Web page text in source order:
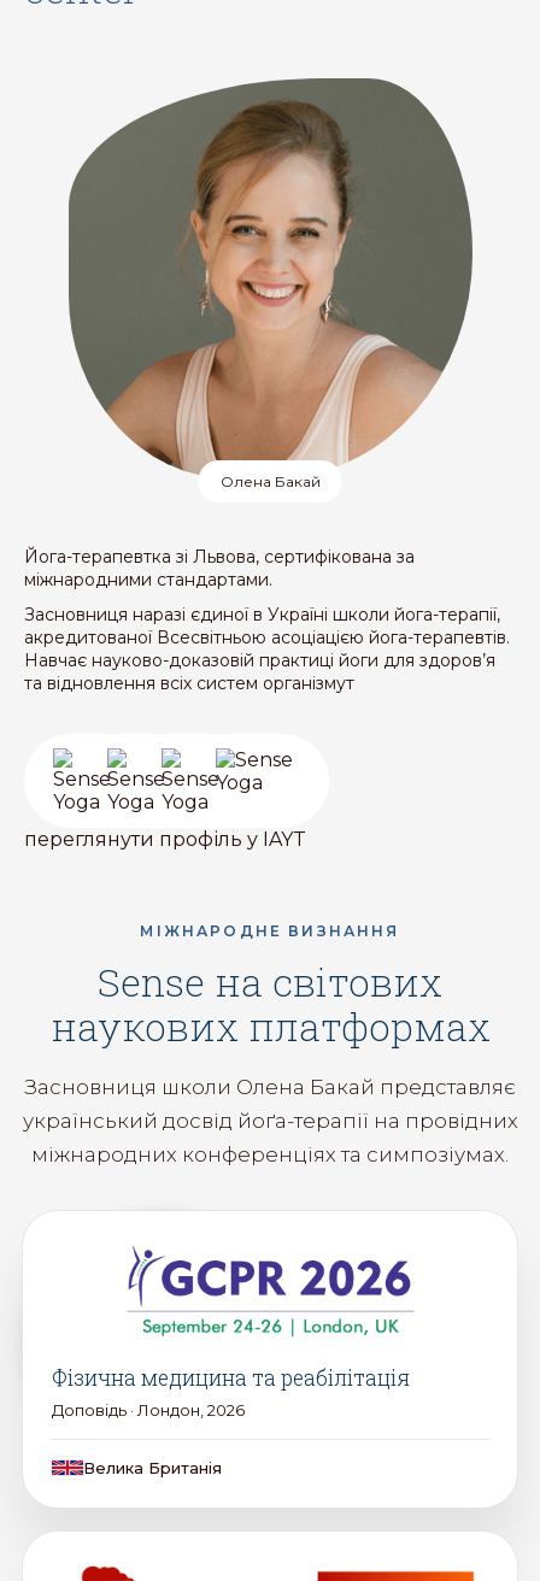
Олена Бакай
Йога-терапевтка зі Львова, сертифікована за
міжнародними стандартами.
Засновниця наразі єдиної в Україні школи йога-терапії,
акредитованої Всесвітньою асоціацією йога-терапевтів.
Навчає науково-доказовій практиці йоги для здоров’я
та відновлення всіх систем організмут
переглянути профіль у IAYT
МІЖНАРОДНЕ ВИЗНАННЯ
sense на світових
наукових платформах
Засновниця школи Олена Бакай представляє
український досвід йоґа-терапії на провідних
міжнародних конференціях та симпозіумах.
Фізична медицина та реабілітація
Доповідь · Лондон, 2026
Велика Британія